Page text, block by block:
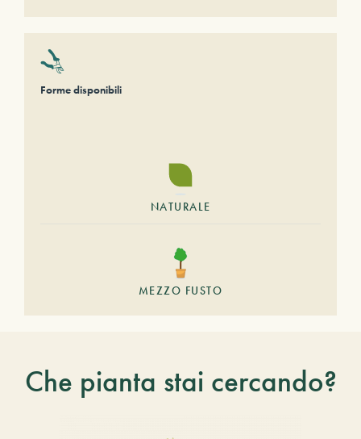
Forme disponibili
NATURALE
MEZZO FUSTO
Che pianta stai cercando?